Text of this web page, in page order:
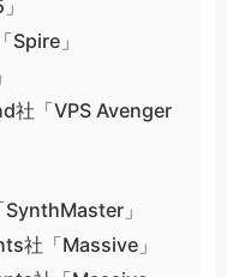
Spire」
社「VPS Avenger
SynthMaster」
社「Massive」